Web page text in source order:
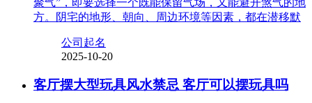
聚气”，即要选择一个既能保留气场，又能避开煞气的地
方。阴宅的地形、朝向、周边环境等因素，都在潜移默
公司起名
2025-10-20
客厅摆大型玩具风水禁忌 客厅可以摆玩具吗